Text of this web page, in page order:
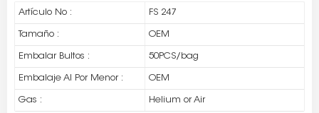
Artículo No : FS 247
Tamaño : OEM
Embalar Bultos : 50PCS/bag
Embalaje Al Por Menor : OEM
Gas : Helium or Air